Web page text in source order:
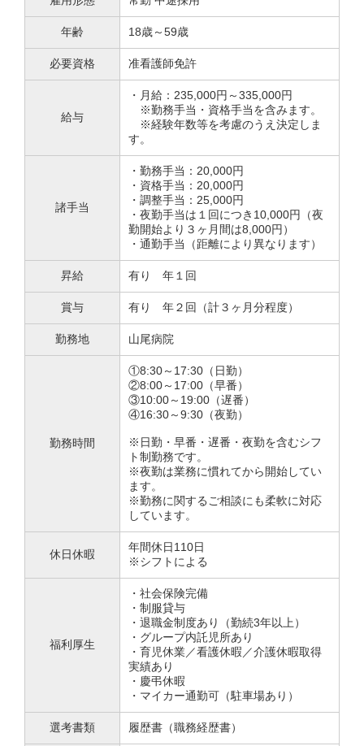
年齢 18歳～59歳
必要資格 准看護師免許
給与
・月給：235,000円～335,000円
※勤務手当・資格手当を含みます。
※経験年数等を考慮のうえ決定しま
す。
諸手当
・勤務手当：20,000円
・資格手当：20,000円
・調整手当：25,000円
・夜勤手当は１回につき10,000円（夜
勤開始より３ヶ月間は8,000円）
・通勤手当（距離により異なります）
昇給 有り 年１回
賞与 有り 年２回（計３ヶ月分程度）
勤務地 山尾病院
勤務時間
①8:30～17:30（日勤）
②8:00～17:00（早番）
③10:00～19:00（遅番）
④16:30～9:30（夜勤）
※日勤・早番・遅番・夜勤を含むシフ
ト制勤務です。
※夜勤は業務に慣れてから開始してい
ます。
※勤務に関するご相談にも柔軟に対応
しています。
休日休暇
年間休日110日
※シフトによる
福利厚生
・社会保険完備
・制服貸与
・退職金制度あり（勤続3年以上）
・グループ内託児所あり
・育児休業／看護休暇／介護休暇取得
実績あり
・慶弔休暇
・マイカー通勤可（駐車場あり）
選考書類 履歴書（職務経歴書）